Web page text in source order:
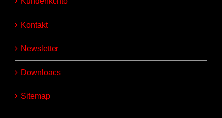
Kontakt
Newsletter
Downloads
Sitemap